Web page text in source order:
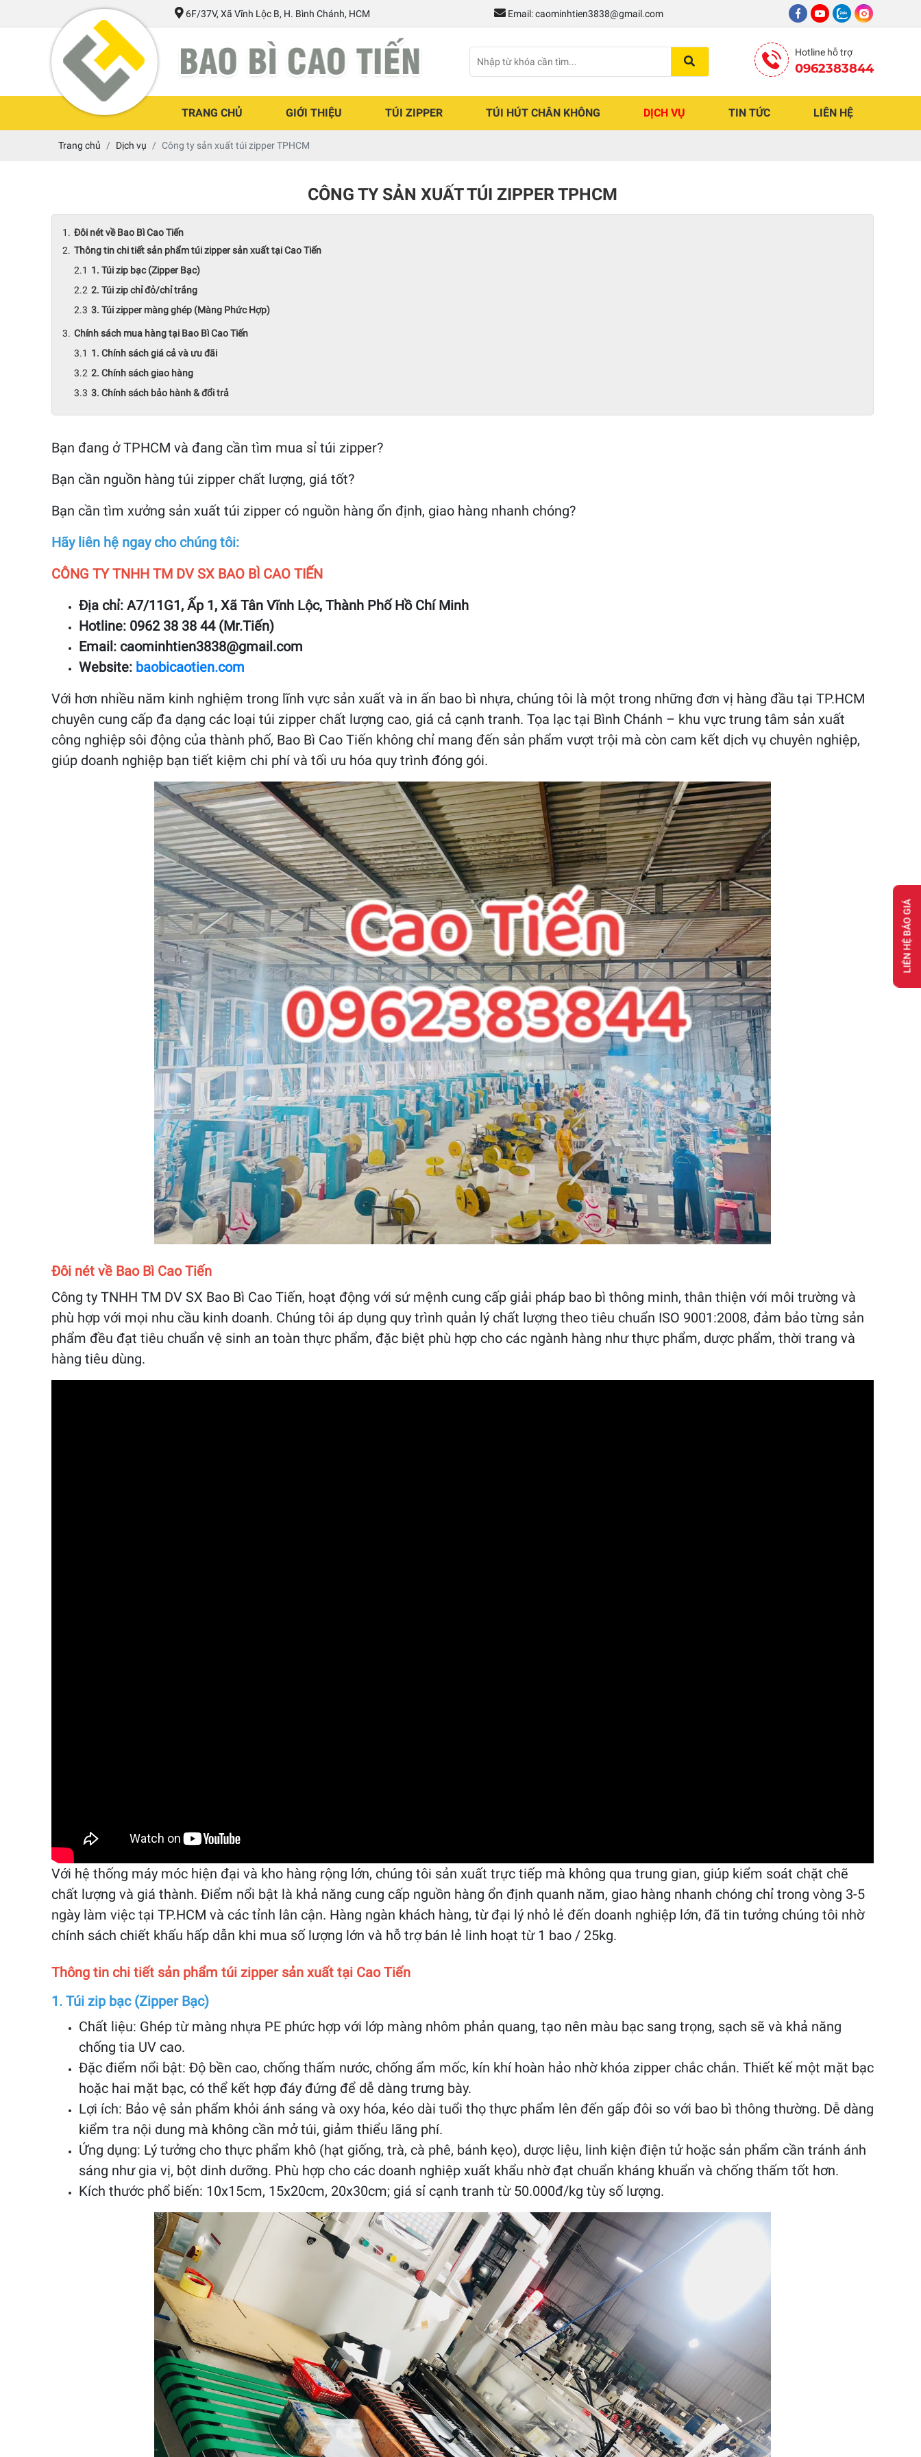
6F/37V, Xã Vĩnh Lộc B, H. Bình Chánh, HCM Email: caominhtien3838@gmail.com
Hotline hỗ trợ
0962383844
TRANG CHỦ GIỚI THIỆU TÚI ZIPPER TÚI HÚT CHÂN KHÔNG DỊCH VỤ TIN TỨC LIÊN HỆ
Trang chủ Dịch vụ Công ty sản xuất túi zipper TPHCM
CÔNG TY SẢN XUẤT TÚI ZIPPER TPHCM
Đôi nét về Bao Bì Cao Tiến
Thông tin chi tiết sản phẩm túi zipper sản xuất tại Cao Tiến
1. Túi zip bạc (Zipper Bạc)
2. Túi zip chỉ đỏ/chỉ trắng
3. Túi zipper màng ghép (Màng Phức Hợp)
Chính sách mua hàng tại Bao Bì Cao Tiến
1. Chính sách giá cả và ưu đãi
2. Chính sách giao hàng
3. Chính sách bảo hành & đổi trả
Bạn đang ở TPHCM và đang cần tìm mua sỉ túi zipper?
Bạn cần nguồn hàng túi zipper chất lượng, giá tốt?
Bạn cần tìm xưởng sản xuất túi zipper có nguồn hàng ổn định, giao hàng nhanh chóng?
Hãy liên hệ ngay cho chúng tôi:
CÔNG TY TNHH TM DV SX BAO BÌ CAO TIẾN
Địa chỉ: A7/11G1, Ấp 1, Xã Tân Vĩnh Lộc, Thành Phố Hồ Chí Minh
Hotline: 0962 38 38 44 (Mr.Tiến)
Email: caominhtien3838@gmail.com
Website: baobicaotien.com
Với hơn nhiều năm kinh nghiệm trong lĩnh vực sản xuất và in ấn bao bì nhựa, chúng tôi là một trong những đơn vị hàng đầu tại TP.HCM
chuyên cung cấp đa dạng các loại túi zipper chất lượng cao, giá cả cạnh tranh. Tọa lạc tại Bình Chánh – khu vực trung tâm sản xuất
công nghiệp sôi động của thành phố, Bao Bì Cao Tiến không chỉ mang đến sản phẩm vượt trội mà còn cam kết dịch vụ chuyên nghiệp,
giúp doanh nghiệp bạn tiết kiệm chi phí và tối ưu hóa quy trình đóng gói.
Đôi nét về Bao Bì Cao Tiến
Công ty TNHH TM DV SX Bao Bì Cao Tiến, hoạt động với sứ mệnh cung cấp giải pháp bao bì thông minh, thân thiện với môi trường và
phù hợp với mọi nhu cầu kinh doanh. Chúng tôi áp dụng quy trình quản lý chất lượng theo tiêu chuẩn ISO 9001:2008, đảm bảo từng sản
phẩm đều đạt tiêu chuẩn vệ sinh an toàn thực phẩm, đặc biệt phù hợp cho các ngành hàng như thực phẩm, dược phẩm, thời trang và
hàng tiêu dùng.
Với hệ thống máy móc hiện đại và kho hàng rộng lớn, chúng tôi sản xuất trực tiếp mà không qua trung gian, giúp kiểm soát chặt chẽ
chất lượng và giá thành. Điểm nổi bật là khả năng cung cấp nguồn hàng ổn định quanh năm, giao hàng nhanh chóng chỉ trong vòng 3-5
ngày làm việc tại TP.HCM và các tỉnh lân cận. Hàng ngàn khách hàng, từ đại lý nhỏ lẻ đến doanh nghiệp lớn, đã tin tưởng chúng tôi nhờ
chính sách chiết khấu hấp dẫn khi mua số lượng lớn và hỗ trợ bán lẻ linh hoạt từ 1 bao / 25kg.
Thông tin chi tiết sản phẩm túi zipper sản xuất tại Cao Tiến
1. Túi zip bạc (Zipper Bạc)
Chất liệu: Ghép từ màng nhựa PE phức hợp với lớp màng nhôm phản quang, tạo nên màu bạc sang trọng, sạch sẽ và khả năng
chống tia UV cao.
Đặc điểm nổi bật: Độ bền cao, chống thấm nước, chống ẩm mốc, kín khí hoàn hảo nhờ khóa zipper chắc chắn. Thiết kế một mặt bạc
hoặc hai mặt bạc, có thể kết hợp đáy đứng để dễ dàng trưng bày.
Lợi ích: Bảo vệ sản phẩm khỏi ánh sáng và oxy hóa, kéo dài tuổi thọ thực phẩm lên đến gấp đôi so với bao bì thông thường. Dễ dàng
kiểm tra nội dung mà không cần mở túi, giảm thiểu lãng phí.
Ứng dụng: Lý tưởng cho thực phẩm khô (hạt giống, trà, cà phê, bánh kẹo), dược liệu, linh kiện điện tử hoặc sản phẩm cần tránh ánh
sáng như gia vị, bột dinh dưỡng. Phù hợp cho các doanh nghiệp xuất khẩu nhờ đạt chuẩn kháng khuẩn và chống thấm tốt hơn.
Kích thước phổ biến: 10x15cm, 15x20cm, 20x30cm; giá sỉ cạnh tranh từ 50.000đ/kg tùy số lượng.
LIÊN HỆ BÁO GIÁ